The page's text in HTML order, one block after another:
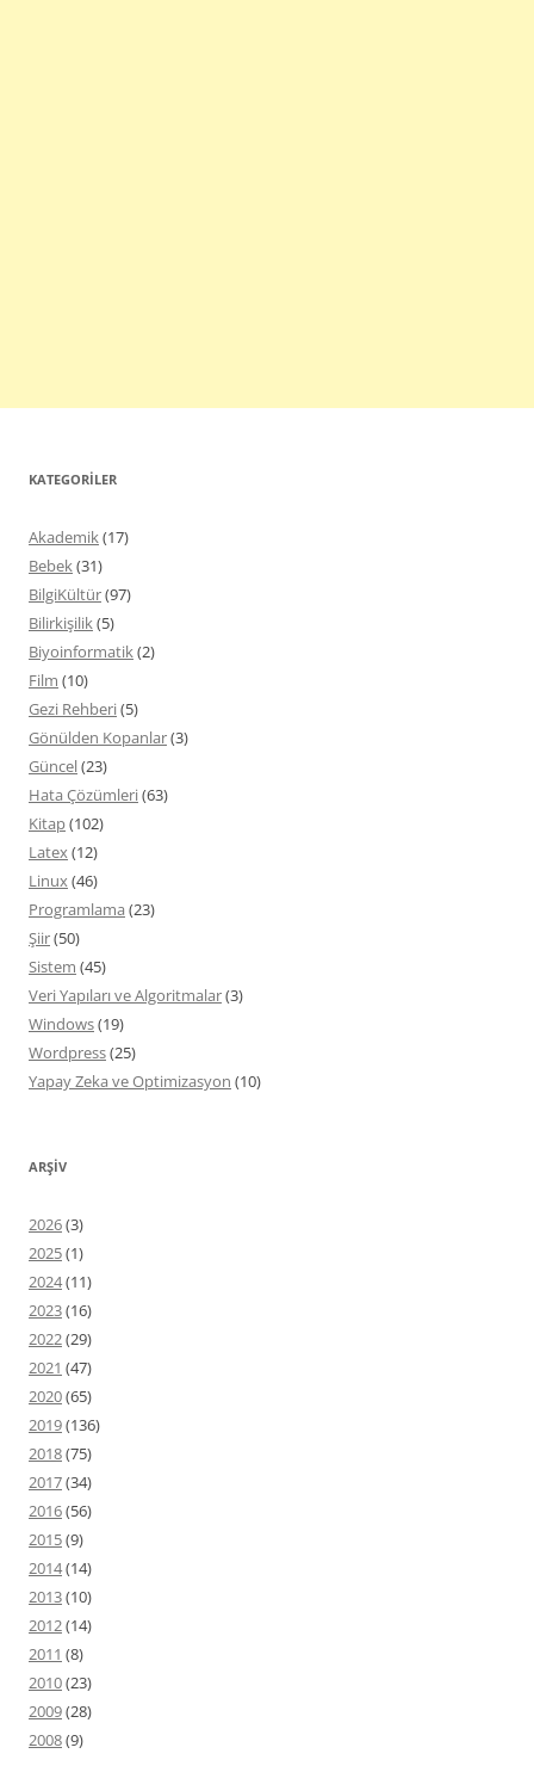
KATEGORILER
Akademik(17)
Bebek(31)
BilgiKültür(97)
Bilirkişilik(5)
Biyoinformatik(2)
Film (10)
Gezi Rehberi(5)
Gönülden Kopanlar(3)
Güncel(23)
Hata Çözümleri(63)
Kitap(102)
Latex(12)
Linux(46)
Programlama (23)
Şiir(50)
Sistem (45)
Veri Yapıları ve Algoritmalar(3)
Windows(19)
Wordpress(25)
Yapay Zeka ve Optimizasyon (10)
ARŞIV
2026(3)
2025(1)
2024(11)
2023(16)
2022(29)
2021 (47)
2020(65)
2019(136)
2018(75)
2017(34)
2016(56)
2015(9)
2014(14)
2013(10)
2012(14)
2011 (8)
2010(23)
2009(28)
2008(9)